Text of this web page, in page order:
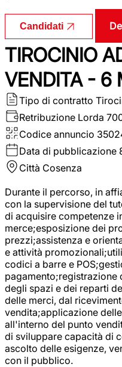
Candidati
TIROCINIO
VENDITA - 6
Tipo di contratto
Retribuzione Lorda
Codice annuncio
Data di pubblicazione
Città Cosenza
Durante il percorso, in
con la supervisione del
di acquisire competenze
merce;esposizione dei
prezzi;assistenza e
e attività
codici a barre e
degli spazi e dei reparti
delle merci, dal
vendita;applicazione
all'interno del punto
di sviluppare capacità di
ascolto delle esigenze,
con il pubblico.